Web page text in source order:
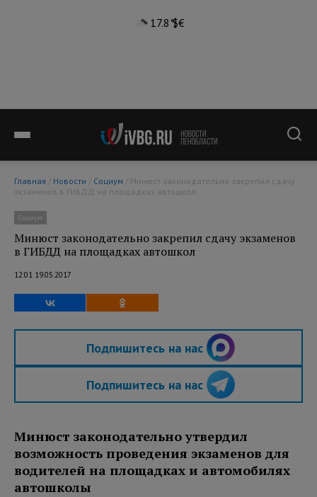
17.8°$€
Главная / Новости / Социум
экзаменов в ГИБДД на площадках автошкол
Социум
Минюст законодательно закрепил сдачу экзаменов
в ГИБДД на площадках автошкол
12:01 19.05.2017
Подпишитесь на нас
Подпишитесь на нас
Минюст законодательно утвердил
возможность проведения экзаменов для
водителей на площадках и автомобилях
автошколы